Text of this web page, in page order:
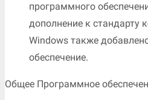
программного
дополнение к стандарту
Windows также
обеспечение.
Общее Программное